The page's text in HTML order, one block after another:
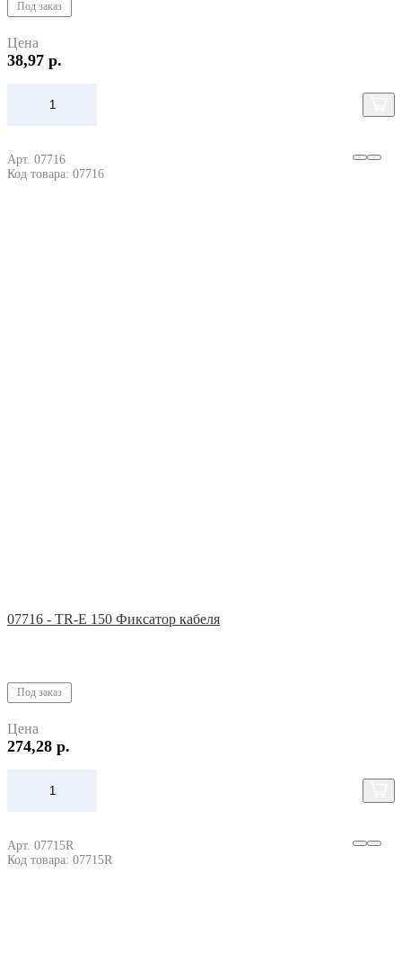
Под заказ
Цена
38,97 р.
Арт. 07716
Код товара: 07716
07716 - TR-E 150 Фиксатор кабеля
Под заказ
Цена
274,28 р.
Арт. 07715R
Код товара: 07715R